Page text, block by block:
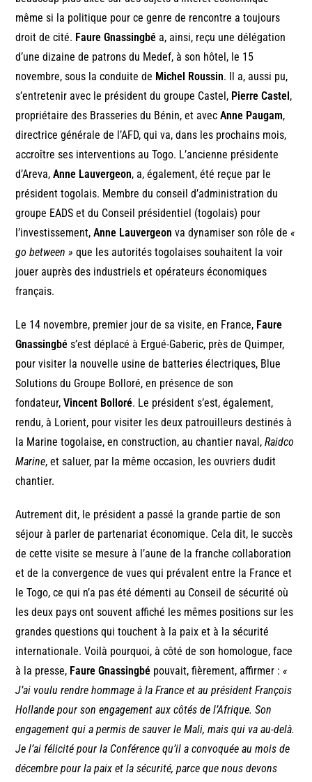
même si la politique pour ce genre de rencontre a toujours
droit de cité. Faure Gnassingbé a, ainsi, reçu une délégation
d’une dizaine de patrons du Medef, à son hôtel, le 15
novembre, sous la conduite de Michel Roussin. Il a, aussi pu,
s’entretenir avec le président du groupe Castel, Pierre Castel,
propriétaire des Brasseries du Bénin, et avecAnne Paugam,
directrice générale de l’AFD, qui va, dans les prochains mois,
accroître ses interventions au Togo. L’ancienne présidente
d’Areva,Anne Lauvergeon, a, également, été reçue par le
président togolais. Membre du conseil d’administration du
groupe EADS et du Conseil présidentiel (togolais) pour
l’investissement,Anne Lauvergeon va dynamiser son rôle de«
go between »que les autorités togolaises souhaitent la voir
jouer auprès des industriels et opérateurs économiques
français.
Le 14 novembre, premier jour de sa visite, en France, Faure
Gnassingbé s’est déplacé à Ergué-Gaberic, près de Quimper,
pour visiter la nouvelle usine de batteries électriques, Blue
Solutions du Groupe Bolloré, en présence de son
fondateur,Vincent Bolloré. Le président s’est, également,
rendu, à Lorient, pour visiter les deux patrouilleurs destinés à
la Marine togolaise, en construction, au chantier naval,Raidco
Marine, et saluer, par la même occasion, les ouvriers dudit
chantier.
Autrement dit, le président a passé la grande partie de son
séjour à parler de partenariat économique. Cela dit, le succès
de cette visite se mesure à l’aune de la franche collaboration
et de la convergence de vues qui prévalent entre la France et
le Togo, ce qui n’a pas été démenti au Conseil de sécurité où
les deux pays ont souvent affiché les mêmes positions sur les
grandes questions qui touchent à la paix et à la sécurité
internationale. Voilà pourquoi, à côté de son homologue, face
à la presse, Faure Gnassingbé pouvait, fièrement, affirmer :«
J’ai voulu rendre hommage à la France et au président François
Hollande pour son engagement aux côtés de l’Afrique. Son
engagement qui a permis de sauver le Mali, mais qui va au-delà.
Je l’ai félicité pour la Conférence qu’il a convoquée au mois de
décembre pour la paix et la sécurité, parce que nous devons